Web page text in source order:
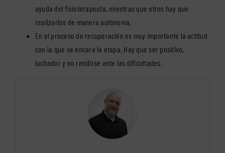
ayuda del fisioterapeuta, mientras que otros hay que
realizarlos de manera autónoma.
En el proceso de recuperación es muy importante la actitud
con la que se encara la etapa. Hay que ser positivo,
luchador y no rendirse ante las dificultades.